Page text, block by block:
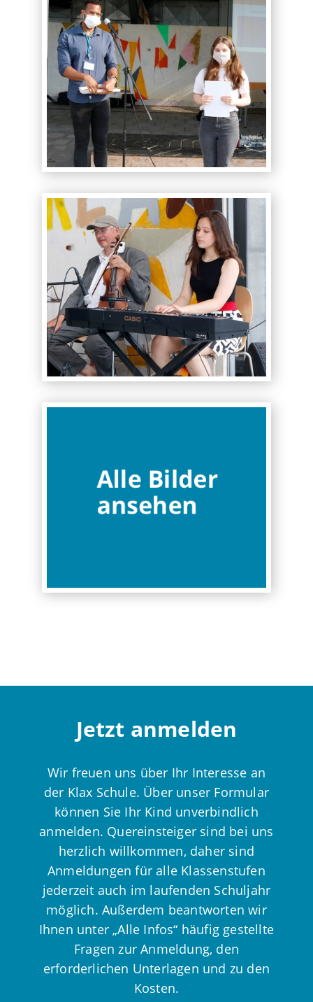
Jetzt anmelden
Wir freuen uns über Ihr Interesse an
der Klax Schule. Über unser Formular
können Sie Ihr Kind unverbindlich
anmelden. Quereinsteiger sind bei uns
herzlich willkommen, daher sind
Anmeldungen für alle Klassenstufen
jederzeit auch im laufenden Schuljahr
möglich. Außerdem beantworten wir
Ihnen unter „Alle Infos“ häufig gestellte
Fragen zur Anmeldung, den
erforderlichen Unterlagen und zu den
Kosten.